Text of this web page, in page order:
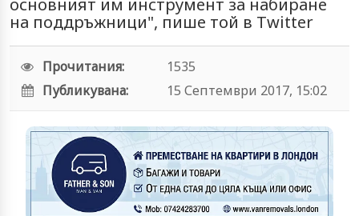
основният им инструмент за набиране
на поддръжници", пише той в Twitter
Прочитания:
1535
Публикувана:
15 Септември 2017, 15:02